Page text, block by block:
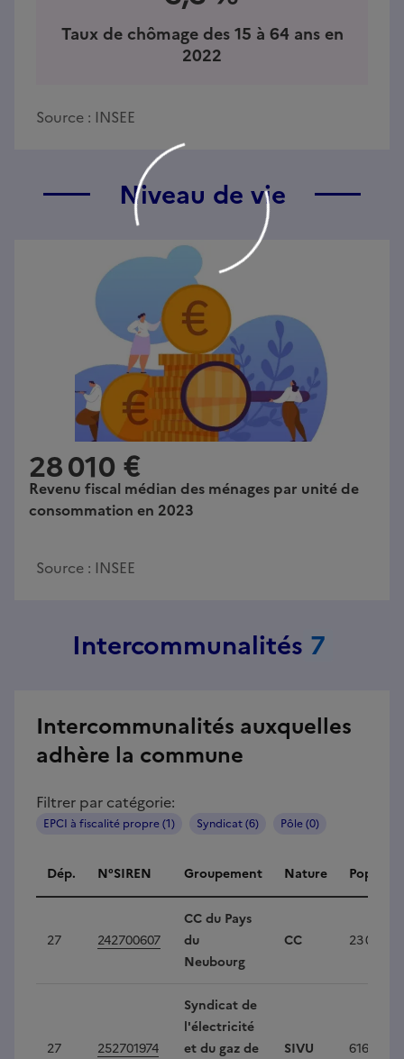
Taux de chômage des 15 à 64 ans en
2022
Source : INSEE
Niveau de vie
28 010 €
Revenu fiscal médian des ménages par unité de
consommation en 2023
Source : INSEE
Intercommunalités 7
Intercommunalités auxquelles
adhère la commune
Filtrer par catégorie:
EPCI à fiscalité propre (1) Syndicat (6) Pôle (0)
Intercommunalités
Dép. N°SIREN Groupement Nature
27 242700607
CC du Pays
du
Neubourg
CC 23 099
27 252701974
Syndicat de
l'électricité
et du gaz de
SIVU 616 217